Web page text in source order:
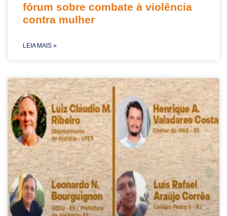
fórum sobre combate à violência
contra mulher
LEIA MAIS »